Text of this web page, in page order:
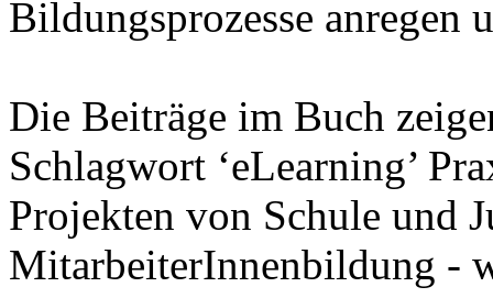
Bildungsprozesse
Die Beiträge im Buch
Schlagwort ‘eLearning’
Projekten von Schule und
MitarbeiterInnenbildung -